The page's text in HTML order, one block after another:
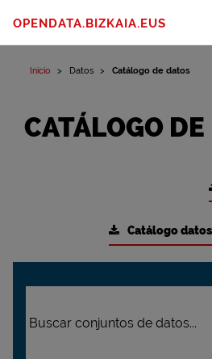
OPENDATA.BIZKAIA.EUS
Inicio Datos Catálogo de datos
CATÁLOGO
Catálogo